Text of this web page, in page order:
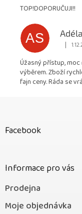
TOP!DOPORUČUJI!!
AS |
Úžasný přístup,
výběrem. Zboží
fajn ceny. Ráda se
Facebook
Informace pro vás
Prodejna
Moje objednávka